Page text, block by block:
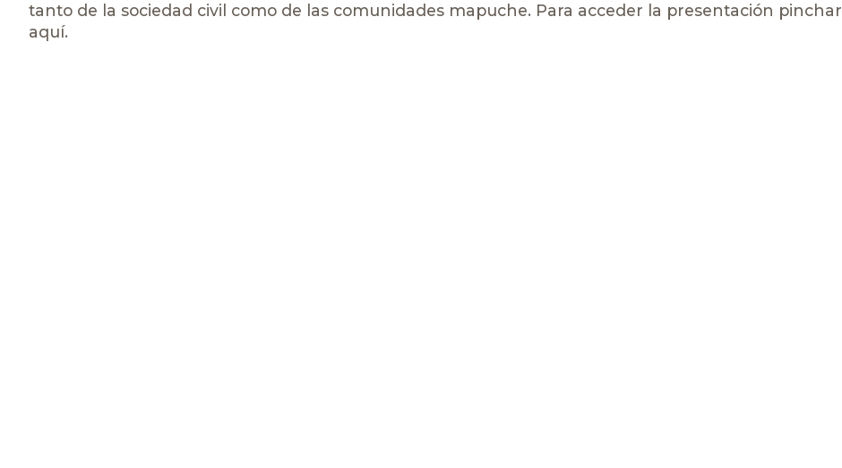
tanto de la sociedad civil como de las comunidades mapuche. Para acceder la presentación pinchar
aquí.